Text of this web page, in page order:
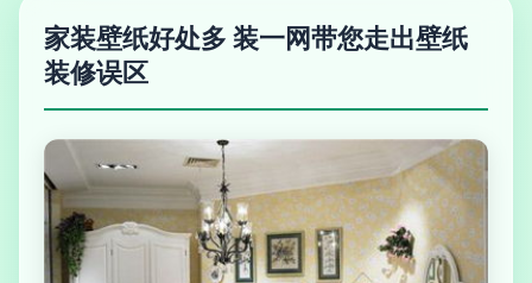
家装壁纸好处多 装一网带您走出壁纸
装修误区